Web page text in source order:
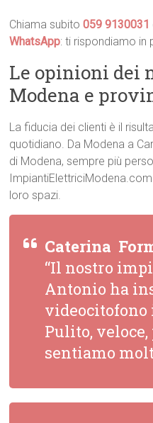
Chiama subito059 9130031
WhatsApp: ti rispondiamo in
Le opinioni dei
Modena e
La fiducia dei clienti è il
quotidiano. Da Modena a
di Modena, sempre più
loro spazi.
Caterina 
“Il nostro
Antonio ha
videocitofono
Pulito, veloce,
sentiamo